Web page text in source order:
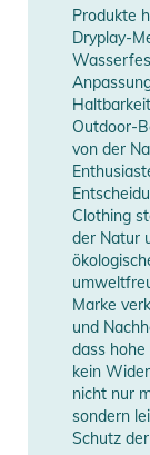
- Technologie:
DWR; The
- Ergonomic
- Tightening
- Fixed snow
- Interior zipped
- Thigh pockets
- Mesh pockets
- Flex Skin
- Adjustable
- Pit zipped
finden Sie direkt
Produkte
Dryplay-
Outdoor-
von der
Clothing
der Natur
Marke
und
dass
kein
nicht nur
sondern
Schutz